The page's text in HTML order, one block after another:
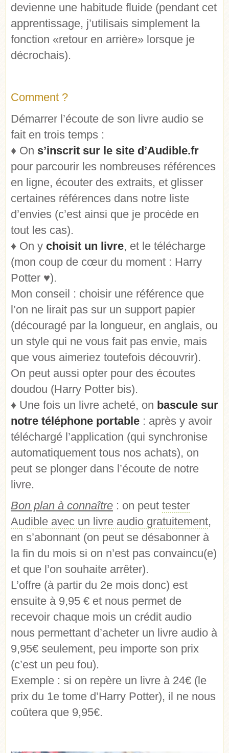
devienne une habitude fluide (pendant cet
apprentissage, j’utilisais simplement la
fonction «retour en arrière» lorsque je
décrochais).
Comment ?
Démarrer l’écoute de son livre audio se
fait en trois temps :
♦ On s’inscrit sur le site d’Audible.fr
pour parcourir les nombreuses références
en ligne, écouter des extraits, et glisser
certaines références dans notre liste
d’envies (c’est ainsi que je procède en
tout les cas).
♦ On y choisit un livre, et le télécharge
(mon coup de cœur du moment : Harry
Potter ♥).
Mon conseil : choisir une référence que
l’on ne lirait pas sur un support papier
(découragé par la longueur, en anglais, ou
un style qui ne vous fait pas envie, mais
que vous aimeriez toutefois découvrir).
On peut aussi opter pour des écoutes
doudou (Harry Potter bis).
♦ Une fois un livre acheté, on bascule sur
notre téléphone portable : après y avoir
téléchargé l’application (qui synchronise
automatiquement tous nos achats), on
peut se plonger dans l’écoute de notre
livre.
Bon plan à connaître : on peut tester
Audible avec un livre audio gratuitement,
en s’abonnant (on peut se désabonner à
la fin du mois si on n’est pas convaincu(e)
et que l’on souhaite arrêter).
L’offre (à partir du 2e mois donc) est
ensuite à 9,95 € et nous permet de
recevoir chaque mois un crédit audio
nous permettant d’acheter un livre audio à
9,95€ seulement, peu importe son prix
(c’est un peu fou).
Exemple : si on repère un livre à 24€ (le
prix du 1e tome d’Harry Potter), il ne nous
coûtera que 9,95€.